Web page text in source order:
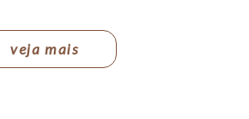
veja mais